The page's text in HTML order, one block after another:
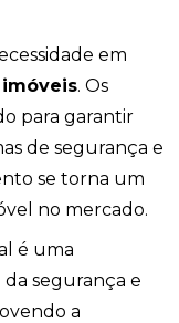
em
. Os
para garantir
de segurança e
se torna um
no mercado.
é uma
segurança e
a